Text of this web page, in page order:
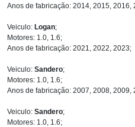
Anos de fabricação: 2014, 2015, 2016,
Veiculo: Logan;
Motores: 1.0, 1.6;
Anos de fabricação: 2021, 2022, 2023;
Veiculo: Sandero;
Motores: 1.0, 1.6;
Anos de fabricação: 2007, 2008, 2009,
Veiculo: Sandero;
Motores: 1.0, 1.6;